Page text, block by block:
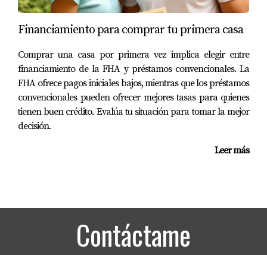
Financiamiento para comprar tu primera casa
Comprar una casa por primera vez implica elegir entre
financiamiento de la FHA y préstamos convencionales. La
FHA ofrece pagos iniciales bajos, mientras que los préstamos
convencionales pueden ofrecer mejores tasas para quienes
tienen buen crédito. Evalúa tu situación para tomar la mejor
decisión.
Leer más
Contáctame